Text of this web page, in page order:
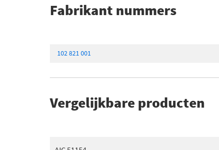
Fabrikant nummers
102 821 001
Vergelijkbare producten